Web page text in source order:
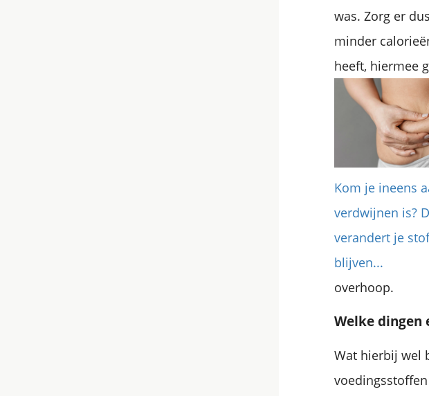
was. Zorg er
minder
heeft, hiermee
Kom je ineens
verdwijnen is?
verandert je
blijven...
overhoop.
Welke dingen
Wat hierbij wel